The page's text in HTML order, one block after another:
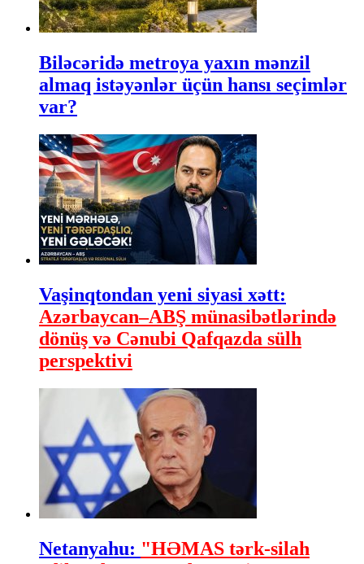
Biləcəridə metroya yaxın mənzil
almaq istəyənlər üçün hansı seçimlər
var?
Vaşinqtondan yeni siyasi xətt:
Azərbaycan–ABŞ münasibətlərində
dönüş və Cənubi Qafqazda sülh
perspektivi
Netanyahu: "HƏMAS tərk-silah